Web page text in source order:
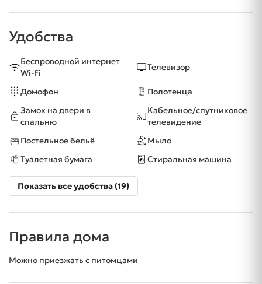
Удобства
Беспроводной интернет
Wi-Fi
Телевизор
Домофон
Полотенца
Замок на двери в
спальню
Кабельное/спутниковое
телевидение
Постельное бельё
Мыло
Туалетная бумага
Стиральная машина
Показать все удобства (19)
Правила дома
Можно приезжать с питомцами